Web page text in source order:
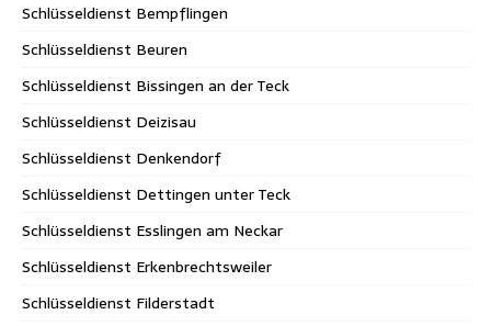
Schlüsseldienst Bempflingen
Schlüsseldienst Beuren
Schlüsseldienst Bissingen an der Teck
Schlüsseldienst Deizisau
Schlüsseldienst Denkendorf
Schlüsseldienst Dettingen unter Teck
Schlüsseldienst Esslingen am Neckar
Schlüsseldienst Erkenbrechtsweiler
Schlüsseldienst Filderstadt